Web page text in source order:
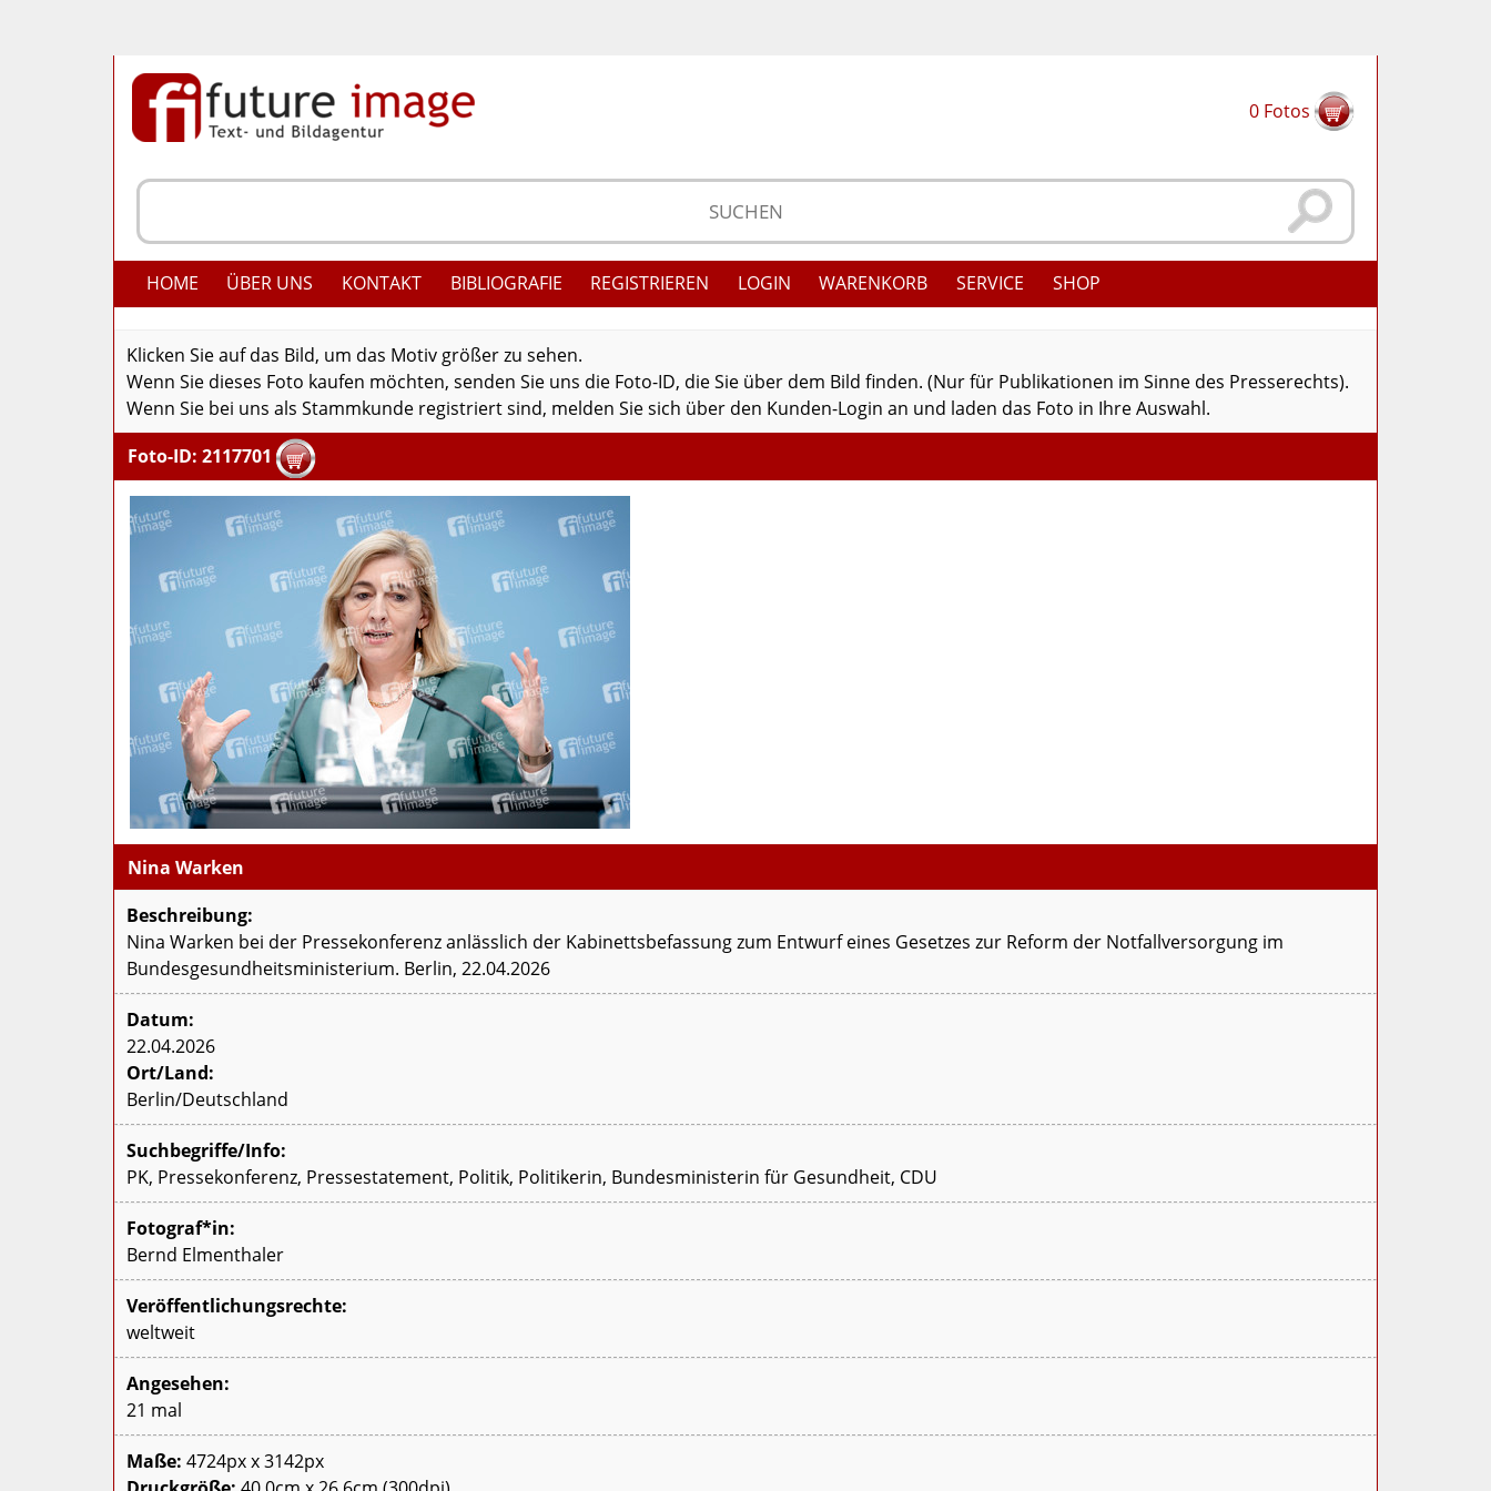
0 Fotos
HOME ÜBER UNS KONTAKT BIBLIOGRAFIE REGISTRIEREN LOGIN WARENKORB SERVICE SHOP
Klicken Sie auf das Bild, um das Motiv größer zu sehen.
Wenn Sie dieses Foto kaufen möchten, senden Sie uns die Foto-ID, die Sie über dem Bild finden. (Nur für Publikationen im Sinne des Presserechts).
Wenn Sie bei uns als Stammkunde registriert sind, melden Sie sich über den Kunden-Login an und laden das Foto in Ihre Auswahl.
Foto-ID: 2117701
Nina Warken
Beschreibung:
Nina Warken bei der Pressekonferenz anlässlich der Kabinettsbefassung zum Entwurf eines Gesetzes zur Reform der Notfallversorgung im
Bundesgesundheitsministerium. Berlin, 22.04.2026
Datum:
22.04.2026
Ort/Land:
Berlin/Deutschland
Suchbegriffe/Info:
PK, Pressekonferenz, Pressestatement, Politik, Politikerin, Bundesministerin für Gesundheit, CDU
Fotograf*in:
Bernd Elmenthaler
Veröffentlichungsrechte:
weltweit
Angesehen:
21 mal
Maße: 4724px x 3142px